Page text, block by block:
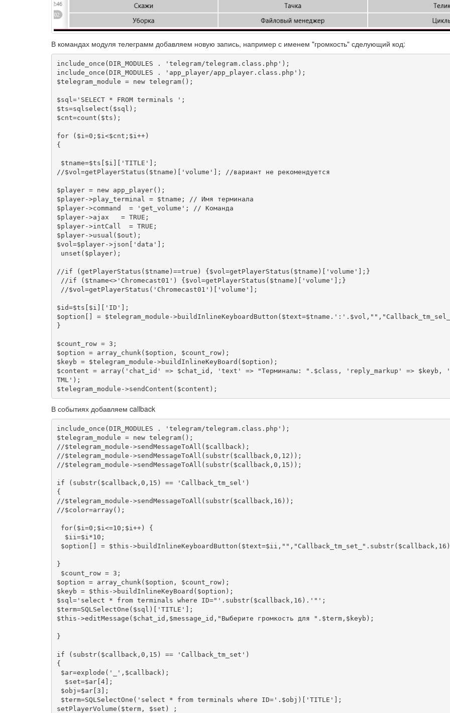
В командах модуля телеграмм добавляем новую запись, например с именем "громкость" сделующий код:
include_once(DIR_MODULES . 'telegram/telegram.class.php');
include_once(DIR_MODULES . 'app_player/app_player.class.php');
$telegram_module = new telegram();
$sql='SELECT * FROM terminals ';
$ts=sqlselect($sql);
$cnt=count($ts);
for ($i=0;$i<$cnt;$i++)
{
//$vol=getPlayerStatus($tname)['volume']; //вариант не рекомендуется
$player = new app_player();
$player->play_terminal = $tname; // Имя терминала
$player->command  = 'get_volume'; // Команда
$player->ajax   = TRUE;
$player->intCall  = TRUE;
$player->usual($out);
$vol=$player->json['data'];
//if (getPlayerStatus($tname)==true) {$vol=getPlayerStatus($tname)['volume'];}
$id=$ts[$i]['ID'];
$option[] = $telegram_module-
}
$count_row = 3;
$option = array_chunk($option, $count_row);
$keyb = $telegram_module->buildInlineKeyBoard($option);
$content = array('chat_id' => $chat_id, 'text' => "Терминалы: ".$class, 'reply_markup' => $keyb,
TML');
В событиях добавляем callback
include_once(DIR_MODULES . 'telegram/telegram.class.php');
$telegram_module = new telegram();
//$telegram_module->sendMessageToAll($callback);
//$telegram_module->sendMessageToAll(substr($callback,0,12));
//$telegram_module->sendMessageToAll(substr($callback,0,15));
if (substr($callback,0,15) == 'Callback_tm_sel')
{
//$telegram_module->sendMessageToAll(substr($callback,16));
//$color=array();
}
$option = array_chunk($option, $count_row);
$keyb = $this->buildInlineKeyBoard($option);
$sql='select * from terminals where ID="'.substr($callback,16).'"';
$term=SQLSelectOne($sql)['TITLE'];
$this->editMessage($chat_id,$message_id,"Выберите громкость для ".$term,$keyb);
}
if (substr($callback,0,15) == 'Callback_tm_set')
{
setPlayerVolume($term, $set) ;